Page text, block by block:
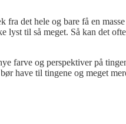
fra det hele og bare få en
lyst til så meget. Så kan det
farve og perspektiver på
have til tingene og meget